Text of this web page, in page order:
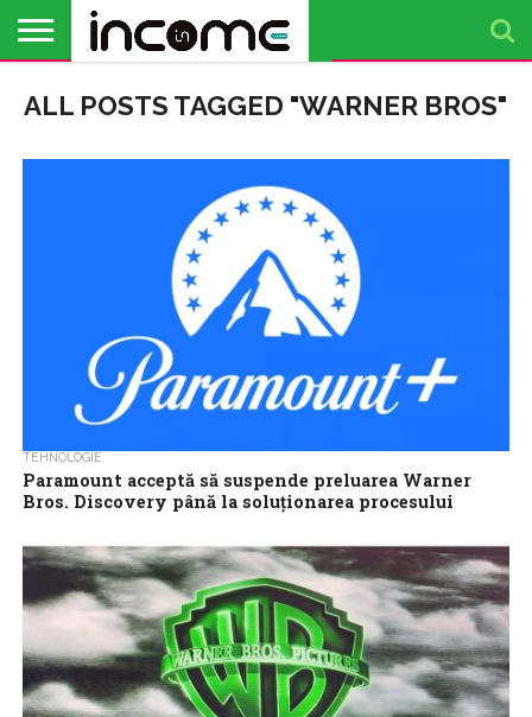
PROFIL DE
ANTREPRENOR
BUSINESS
ANALIZE
OPINII
FINANȚE
PERSONALE
TIMP
LIBER
ALL POSTS TAGGED "WARNER BROS"
TEHNOLOGIE
Paramount acceptă să suspende preluarea Warner
Bros. Discovery până la soluţionarea procesului
Paramount Skydance a acceptat vineri să suspende finalizarea
achiziţiei Warner Bros. Discovery, într-o tranzacţie evaluată la
110 miliarde de dolari, până după...